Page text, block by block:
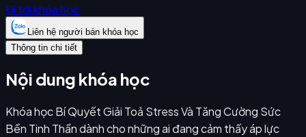
Đi tới khóa học
Liên hệ người bán khóa học
Thông tin chi tiết
Nội dung khóa học
Khóa học Bí Quyết Giải Toả Stress Và Tăng Cường Sức
Bền Tinh Thần dành cho những ai đang cảm thấy áp lực